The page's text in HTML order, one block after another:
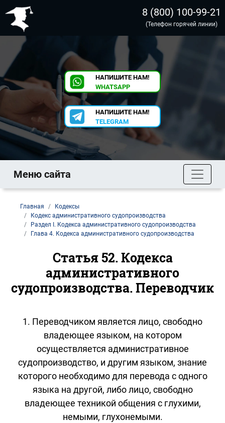
8 (800) 100-99-21
(Телефон горячей линии)
НАПИШИТЕ НАМ!
WHATSAPP
НАПИШИТЕ НАМ!
TELEGRAM
Меню сайта
Главная
Кодексы
Кодекс административного судопроизводства
Раздел I. Кодекса административного судопроизводства
Глава 4. Кодекса административного судопроизводства
Статья 52. Кодекса
административного
судопроизводства. Переводчик
1. Переводчиком является лицо, свободно
владеющее языком, на котором
осуществляется административное
судопроизводство, и другим языком, знание
которого необходимо для перевода с одного
языка на другой, либо лицо, свободно
владеющее техникой общения с глухими,
немыми, глухонемыми.